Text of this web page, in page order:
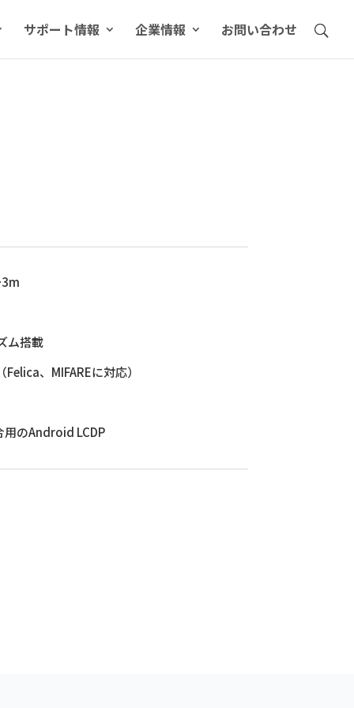
サポート情報 企業情報 お問い合わせ
ム搭載
、MIFAREに対応）
用のAndroid LCDP